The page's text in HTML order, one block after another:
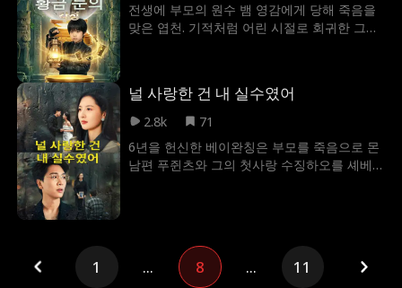
해 육성준의 연구 계획을 빼앗고, 그녀의 재산
까지 가로채려는 음모를 꾸미고 있었다. 모든
어버렸다. 육성준은 자신을 오랫동안 짝사랑해
온 후배와 새로운 삶을 시작했고, 딸 육수빈 또
한 새로운 엄마를 맞이했다. 임우연은 모든 걸
잃고 깊은 후회 속에서 홀로 남겨졌다.
전생에 부모의 원수 뱀 영감에게 당해 죽음을
맞은 엽천. 기적처럼 어린 시절로 회귀한 그는
100억 달러 규모의 광맥을 건 대결에서 승리
하며 통쾌한 복수를 완성한 그의 이야기를 만
널 사랑한 건 내 실수였어
2.8k
71
6년을 헌신한 베이완칭은 부모를 죽음으로 몬
남편 푸쥔츠와 그의 첫사랑 수징하오를 셰베
1 ... 8 ... 11